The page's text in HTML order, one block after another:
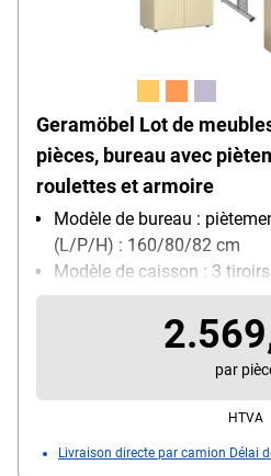
Geramöbel Lot de
pièces, bureau avec
roulettes et armoire
Modèle de bureau :
(L/P/H) : 160/80/82 cm
Modèle de caisson : 3
verrouillable, roulettes,
43/60/56,6 cm
Modèle d'armoire : 6 NC,
(L/P/H) : 80/42/216 cm
par
HTVA
Livraison directe par camion Délai